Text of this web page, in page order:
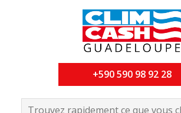
+590 590 98 92 28